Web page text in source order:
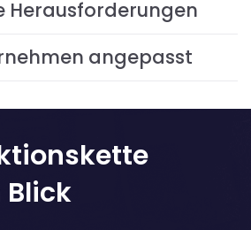
Herausforderungen
angepasst